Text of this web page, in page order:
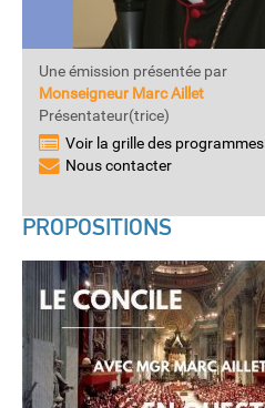
Une émission présentée par
Monseigneur Marc Aillet
Présentateur(trice)
Voir la grille des programmes
Nous contacter
PROPOSITIONS